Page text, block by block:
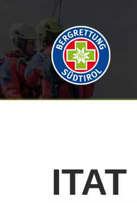
ITAT